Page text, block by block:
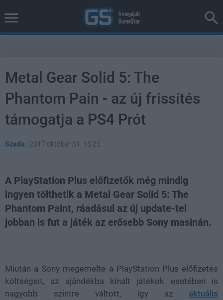
Metal Gear Solid 5: The
Phantom Pain - az új frissítés
támogatja a PS4 Prót
Szada | 2017 október 31. 15:25
A PlayStation Plus előfizetők még mindig
ingyen tölthetik a Metal Gear Solid 5: The
Phantom Paint, ráadásul az új update-tel
jobban is fut a játék az erősebb Sony masinán.
Miután a Sony megemelte a PlayStation Plus előfizetés
költségeit, az ajándékba kínált játékok esetében is
nagyobb szintre váltott, így az aktuális